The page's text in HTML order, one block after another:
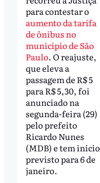
para contestar o
aumento da tarifa
de ônibus no
município de São
Paulo. O reajuste,
que eleva a
passagem de R$ 5
para R$ 5,30, foi
anunciado na
segunda-feira (29)
pelo prefeito
Ricardo Nunes
(MDB) e tem início
previsto para 6 de
janeiro.